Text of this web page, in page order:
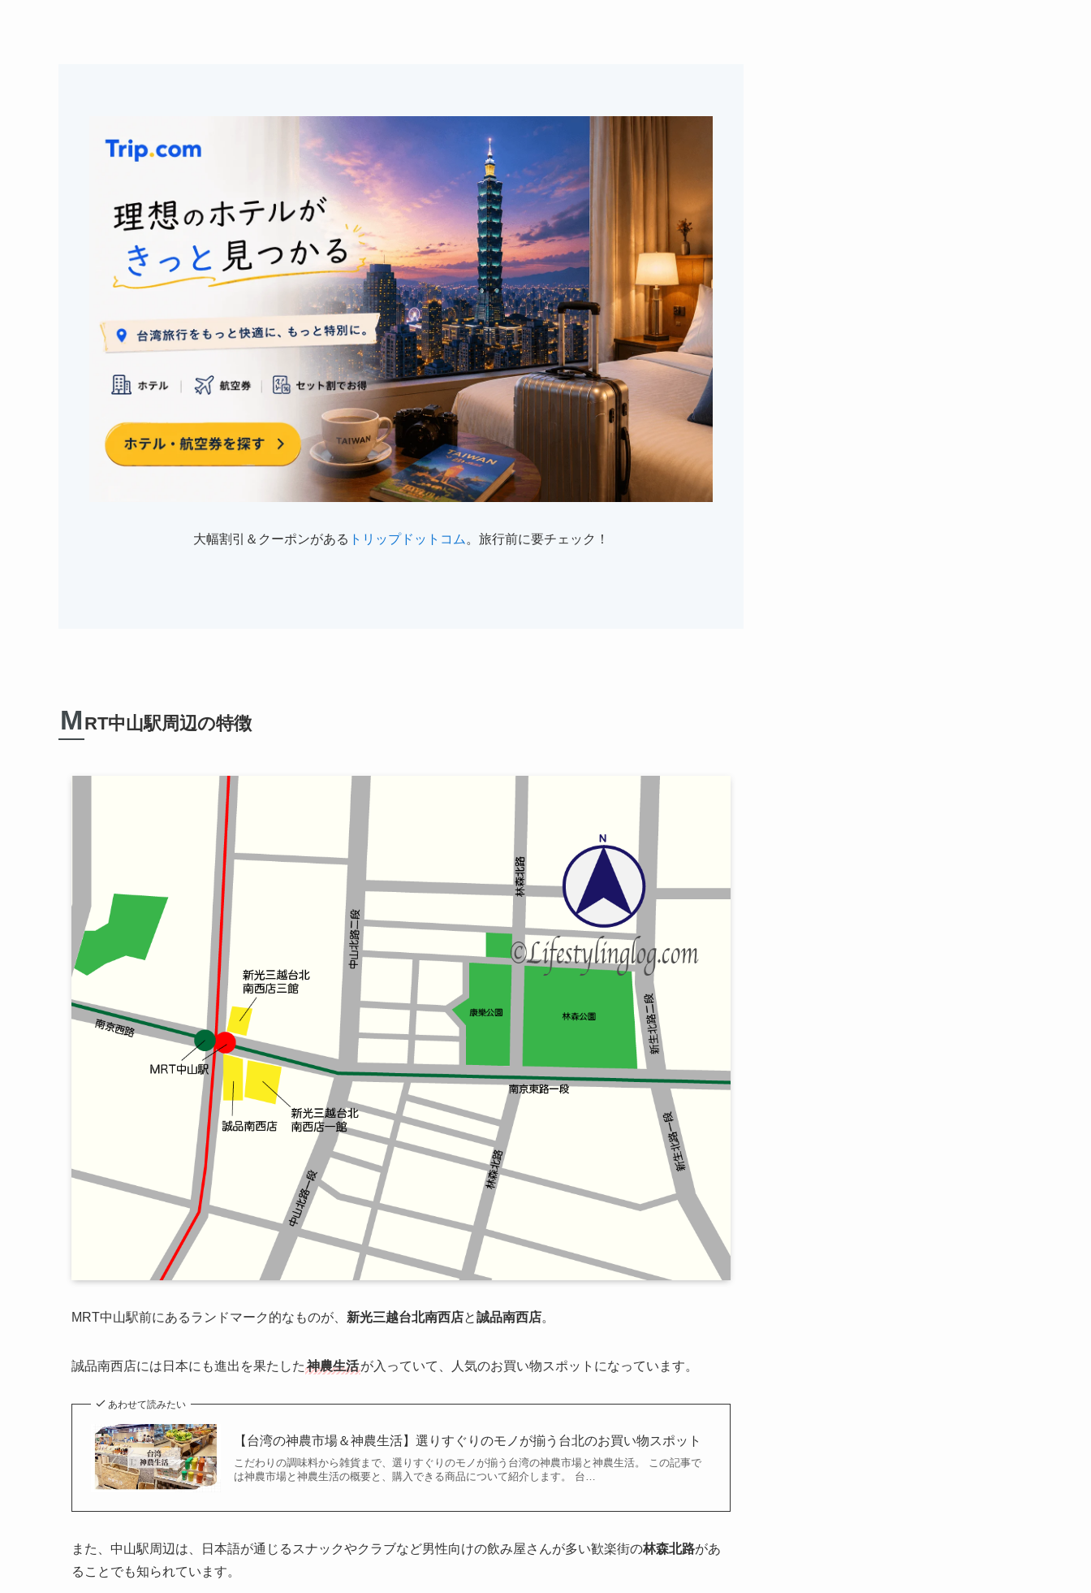
大幅割引＆クーポンがある トリップドットコム 。旅行前に要チェック！
M RT中山駅周辺の特徴
MRT中山駅前にあるランドマーク的なものが、 新光三越台北南西店と誠品南西店。
誠品南西店には日本にも進出を果たした 神農生活が入っていて、人気のお買い物スポットになっています。
あわせて読みたい
【台湾の神農市場＆神農生活】選りすぐりのモノが揃う台北のお買い物スポット
こだわりの調味料から雑貨まで、選りすぐりのモノが揃う台湾の神農市場と神農生活。 この記事で
は神農市場と神農生活の概要と、購入できる商品について紹介します。 台…
また、中山駅周辺は、日本語が通じるスナックやクラブなど男性向けの飲み屋さんが多い歓楽街の林森北路があ
ることでも知られています。